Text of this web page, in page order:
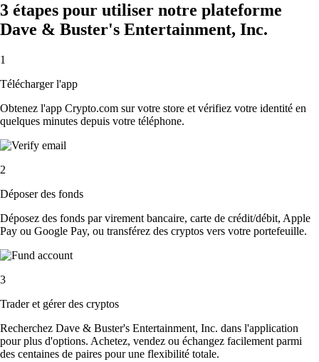
3 étapes pour utiliser notre plateforme
Dave & Buster's Entertainment, Inc.
1
Télécharger l'app
Obtenez l'app Crypto.com sur votre store et vérifiez votre identité en
quelques minutes depuis votre téléphone.
2
Déposer des fonds
Déposez des fonds par virement bancaire, carte de crédit/débit, Apple
Pay ou Google Pay, ou transférez des cryptos vers votre portefeuille.
3
Trader et gérer des cryptos
Recherchez Dave & Buster's Entertainment, Inc. dans l'application
pour plus d'options. Achetez, vendez ou échangez facilement parmi
des centaines de paires pour une flexibilité totale.